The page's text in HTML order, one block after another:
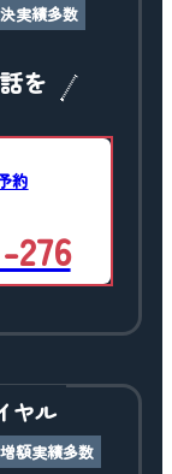
実績多数
を
約
276
ヤル
増額実績多数